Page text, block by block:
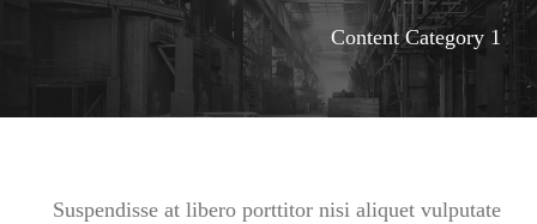
Content Category 1
Suspendisse at libero porttitor nisi aliquet vulputate